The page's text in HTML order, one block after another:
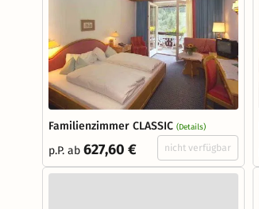
Familienzimmer CLASSIC (Details)
p.P. ab 627,60 € nicht verfügbar